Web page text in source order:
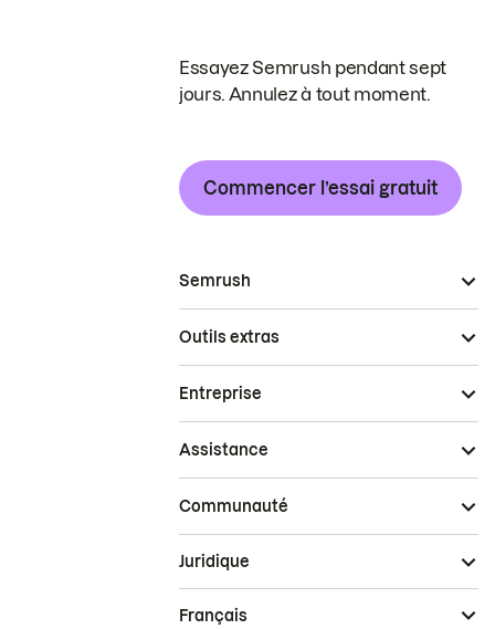
Essayez Semrush pendant sept
jours. Annulez à tout moment.
Commencer l’essai gratuit
Semrush
Outils extras
Entreprise
Assistance
Communauté
Juridique
Français